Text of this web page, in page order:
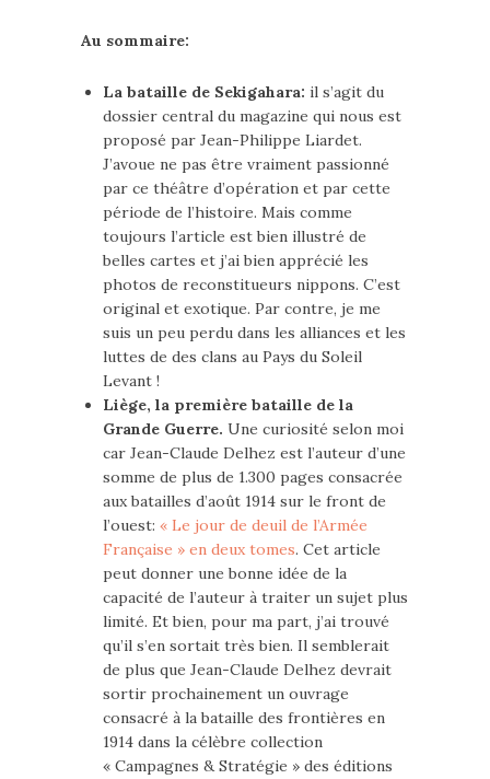
Au sommaire:
La bataille de Sekigahara: il s’agit du
dossier central du magazine qui nous est
proposé par Jean-Philippe Liardet.
J’avoue ne pas être vraiment passionné
par ce théâtre d’opération et par cette
période de l’histoire. Mais comme
toujours l’article est bien illustré de
belles cartes et j’ai bien apprécié les
photos de reconstitueurs nippons. C’est
original et exotique. Par contre, je me
suis un peu perdu dans les alliances et les
luttes de des clans au Pays du Soleil
Levant !
Liège, la première bataille de la
Grande Guerre. Une curiosité selon moi
car Jean-Claude Delhez est l’auteur d’une
somme de plus de 1.300 pages consacrée
aux batailles d’août 1914 sur le front de
l’ouest: « Le jour de deuil de l’Armée
Française » en deux tomes. Cet article
peut donner une bonne idée de la
capacité de l’auteur à traiter un sujet plus
limité. Et bien, pour ma part, j’ai trouvé
qu’il s’en sortait très bien. Il semblerait
de plus que Jean-Claude Delhez devrait
sortir prochainement un ouvrage
consacré à la bataille des frontières en
1914 dans la célèbre collection
« Campagnes & Stratégie » des éditions